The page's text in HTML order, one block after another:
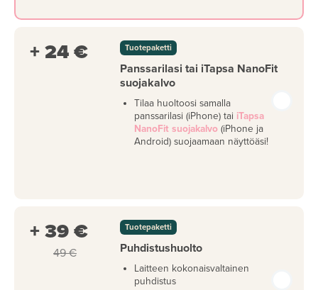
+ 24 € Tuotepaketti
Panssarilasi tai iTapsa NanoFit
suojakalvo
Tilaa huoltoosi samalla
panssarilasi (iPhone) tai iTapsa
NanoFit suojakalvo (iPhone ja
Android) suojaamaan näyttöäsi!
+ 39 €
49 €
Tuotepaketti
Puhdistushuolto
Laitteen kokonaisvaltainen
puhdistus